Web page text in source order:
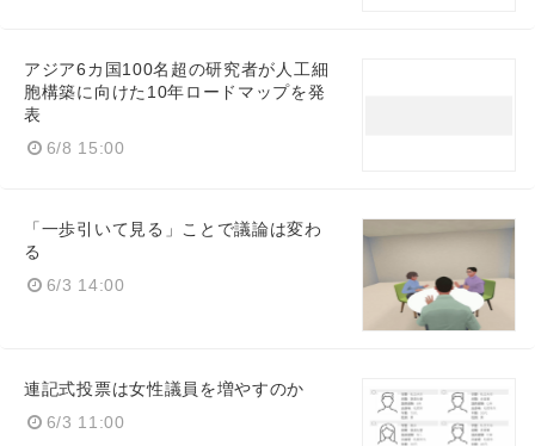
アジア6カ国100名超の研究者が人工細
胞構築に向けた10年ロードマップを発
表
6/8 15:00
「一歩引いて見る」ことで議論は変わ
る
6/3 14:00
連記式投票は女性議員を増やすのか
6/3 11:00